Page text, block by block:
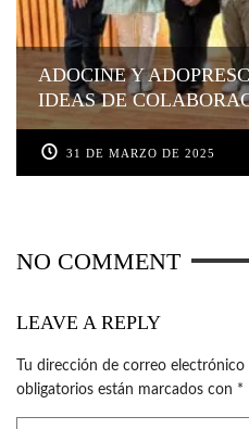
ADOCINE Y
IDEAS DE
31 DE MARZO DE 2025
NO COMMENT
LEAVE A REPLY
Tu dirección de correo
obligatorios están marcados con *